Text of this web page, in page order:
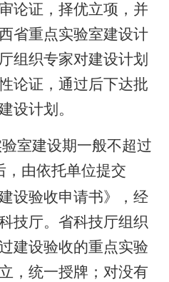
论证，择优立项，并
省重点实验室建设计
组织专家对建设计划
论证，通过后下达批
设计划。
室建设期一般不超过
，由依托单位提交
设验收申请书》，经
技厅。省科技厅组织
建设验收的重点实验
，统一授牌；对没有